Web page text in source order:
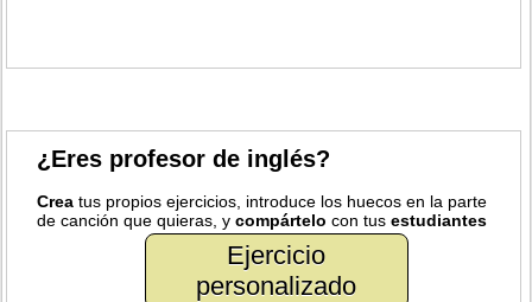
¿Eres profesor de inglés?
Crea tus propios ejercicios, introduce los huecos en la parte
de canción que quieras, ycompártelo con tusestudiantes
Ejercicio
personalizado